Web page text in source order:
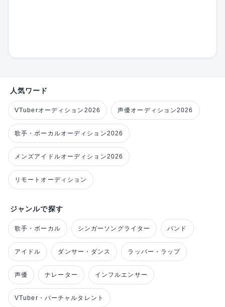
人気ワード
VTuberオーディション2026 声優オーディション2026
歌手・ボーカルオーディション2026
メンズアイドルオーディション2026
リモートオーディション
ジャンルで探す
歌手・ボーカル シンガーソングライター バンド
アイドル ダンサー・ダンス ラッパー・ラップ
声優 ナレーター インフルエンサー
VTuber・バーチャルタレント